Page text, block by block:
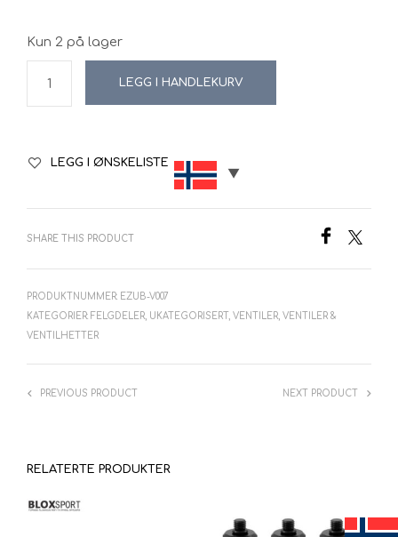
Kun 2 på lager
LEGG I HANDLEKURV
LEGG I ØNSKELISTE
SHARE THIS PRODUCT
PRODUKTNUMMER: EZUB-V007
KATEGORIER: FELGDELER, UKATEGORISERT , VENTILER, VENTILER &
VENTILHETTER
PREVIOUS PRODUCT NEXT PRODUCT
RELATERTE PRODUKTER